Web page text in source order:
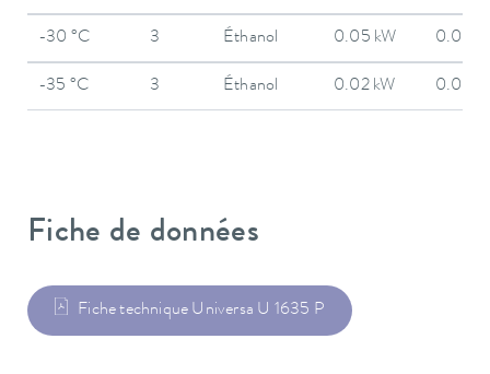
-30 °C 3 Éthanol 0.05 kW 0.05
-35 °C 3 Éthanol 0.02 kW 0.02
Fiche de données
Fiche technique Universa U 1635 P